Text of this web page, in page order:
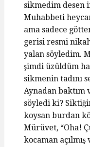
sikmedim desen
Muhabbeti
ama sadece
gerisi resmi
yalan söyledim.
şimdi üzüldüm
sikmenin tadını
Aynadan baktım
söyledi ki?
koysan burdan
Mürüvet, “Oha!
kocaman açılmış